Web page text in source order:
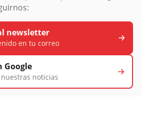
newsletter
en tu correo
Google
noticias